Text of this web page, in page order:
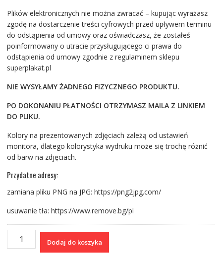
Plików elektronicznych nie można zwracać – kupując wyrażasz
zgodę na dostarczenie treści cyfrowych przed upływem terminu
do odstąpienia od umowy oraz oświadczasz, że zostałeś
poinformowany o utracie przysługującego ci prawa do
odstąpienia od umowy zgodnie z regulaminem sklepu
superplakat.pl
NIE WYSYŁAMY ŻADNEGO FIZYCZNEGO PRODUKTU.
PO DOKONANIU PŁATNOŚCI OTRZYMASZ MAILA Z LINKIEM
DO PLIKU.
Kolory na prezentowanych zdjęciach zależą od ustawień
monitora, dlatego kolorystyka wydruku może się trochę różnić
od barw na zdjęciach.
Przydatne adresy:
zamiana pliku PNG na JPG: https://png2jpg.com/
usuwanie tła: https://www.remove.bg/pl
ilość
Plakat
Dodaj do koszyka